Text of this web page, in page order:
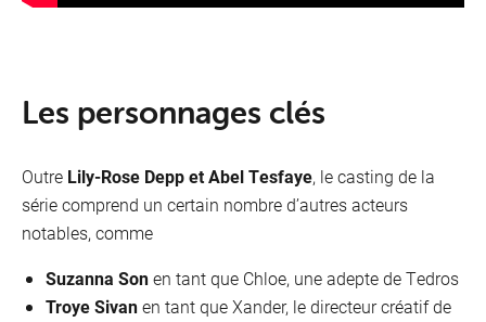
Les personnages clés
Outre Lily-Rose Depp et Abel Tesfaye, le casting de la
série comprend un certain nombre d’autres acteurs
notables, comme
Suzanna Sonen tant que Chloe, une adepte de Tedros
Troye Sivanen tant que Xander, le directeur créatif de